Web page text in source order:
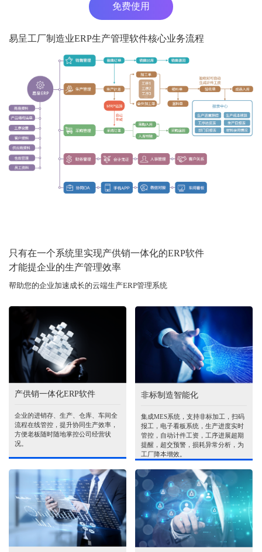
免费使用
易呈工厂制造业ERP生产管理软件核心业务流程
只有在一个系统里实现产供销一体化的ERP软件
才能提企业的生产管理效率
帮助您的企业加速成长的云端生产ERP管理系统
产供销一体化ERP软件
企业的进销存、生产、仓库、车间全
流程在线管控，提升协同生产效率，
方便老板随时随地掌控公司经营状
况。
非标制造智能化
集成MES系统，支持非标加工，扫码
报工，电子看板系统，生产进度实时
管控，自动计件工资，工序进展超期
提醒，超交预警，损耗异常分析，为
工厂降本增效。